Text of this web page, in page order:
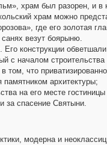
храм был разорен, и в
храм можно
где его золотая
санях везут боярыню.
конструкции
с началом строительства
том, что
архитектуры;
на его месте гостиницы
за спасение Святыни.
модерна и